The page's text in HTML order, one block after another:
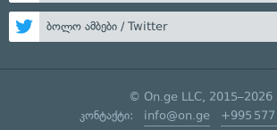
ბოლო ამბები / Twitter
© On.ge LLC, 2015–2026
კონტაქტი: info@on.ge +995 577